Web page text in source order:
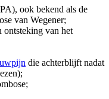
ook bekend als de
van Wegener;
ontsteking van het
die achterblijft nadat